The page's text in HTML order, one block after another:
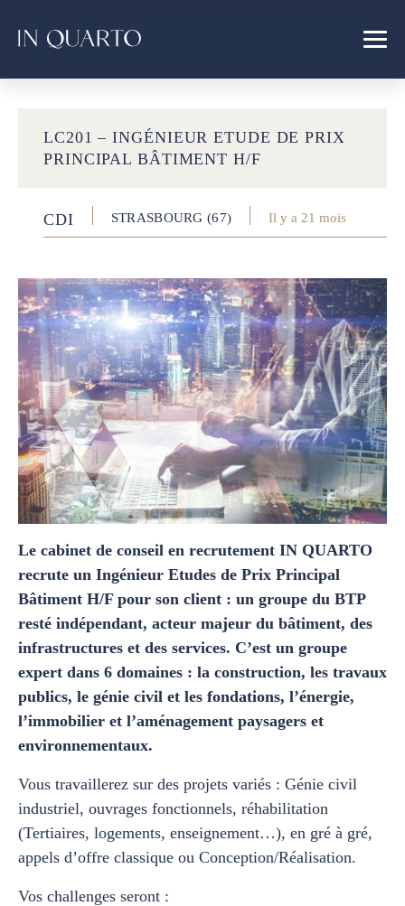
LC201 – INGÉNIEUR ETUDE DE PRIX
PRINCIPAL BÂTIMENT H/F
CDI STRASBOURG (67) Il y a 21 mois
Le cabinet de conseil en recrutement IN QUARTO
recrute un Ingénieur Etudes de Prix Principal
Bâtiment H/F pour son client : un groupe du BTP
resté indépendant, acteur majeur du bâtiment, des
infrastructures et des services. C’est un groupe
expert dans 6 domaines : la construction, les travaux
publics, le génie civil et les fondations, l’énergie,
l’immobilier et l’aménagement paysagers et
environnementaux.
Vous travaillerez sur des projets variés : Génie civil
industriel, ouvrages fonctionnels, réhabilitation
(Tertiaires, logements, enseignement…), en gré à gré,
appels d’offre classique ou Conception/Réalisation.
Vos challenges seront :